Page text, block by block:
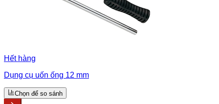
Hết hàng
Dụng cụ uốn ống 12 mm
Chọn để so sánh